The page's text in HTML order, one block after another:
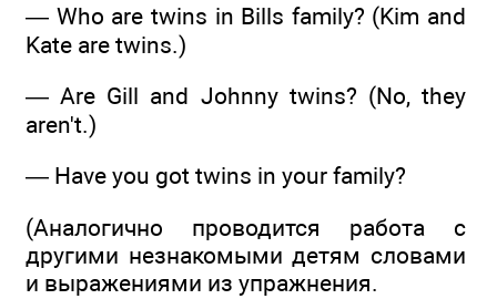
— Who are twins in Bills family? (Kim and
Kate are twins.)
— Are Gill and Johnny twins? (No, they
aren't.)
— Have you got twins in your family?
(Аналогично проводится работа с
другими незнакомыми детям словами
и выражениями из упражнения.